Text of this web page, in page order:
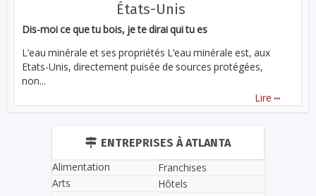
États-Unis
Dis-moi ce que tu bois, je te dirai qui tu es
L’eau minérale et ses propriétés L’eau minérale est, aux
Etats-Unis, directement puisée de sources protégées,
non...
Lire ...
ENTREPRISES À ATLANTA
Alimentation
Arts
Franchises
Hôtels